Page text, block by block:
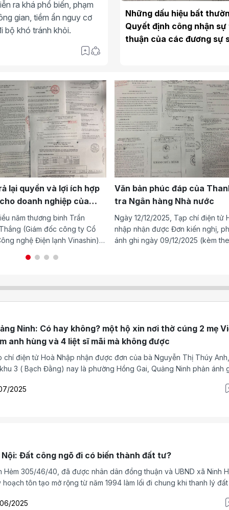
ra khá phổ biến, phạm
gian, tiềm ẩn nguy cơ
bộ khó tránh khỏi.
Những dấu hiệu bất
Quyết định công nhận sự
thuận của các đương sự
lại quyền và lợi ích hợp
doanh nghiệp của
binh Trần Quyết Thắng
năm thương binh Trần
(Giám đốc công ty Cổ
nghệ Điện lạnh Vinashin)
em thương binh.
Văn bản phúc đáp của
tra Ngân hàng Nhà nước
Ngày 12/12/2025, Tạp chí điện tử
nhập nhận được Đơn kiến nghị,
ánh ghi ngày 09/12/2025 (kèm
đồng quản trị, kiêm Giám đốc
Nam), có trụ sở đặt tại địa chỉ:
Tràng An, thị trấn Chúc Sơn, huyện
Chương Mỹ, thành phố Hà Nội.
Ninh: Có hay không? một hộ xin nơi thờ cúng 2 mẹ
anh hùng và 4 liệt sĩ mãi mà không được
chí điện tử Hoà Nhập nhận được đơn của bà Nguyễn Thị Thúy
3 ( Bạch Đằng) nay là phường Hồng Gai, Quảng Ninh phản ánh
tiền góp vốn, nay đề nghị dựng trên thổ đất ấy một căn nhà tạm
2025
Nội: Đất công ngõ đi có biến thành đất tư?
Hẻm 305/46/40, đã được nhân dân đồng thuận và UBND xã Ninh
hoạch tôn tạo mở rộng từ năm 1994 làm lối đi chung khi thanh lý đất
2025